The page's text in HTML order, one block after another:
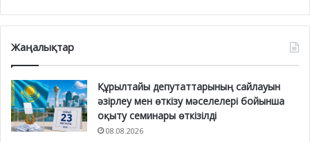
Жаңалықтар
Құрылтайы депутаттарының сайлауын
әзірлеу мен өткізу мәселелері бойынша
оқыту семинары өткізілді
08.08.2026